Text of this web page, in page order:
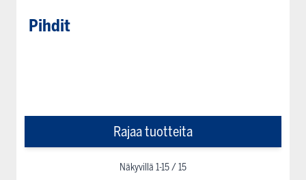
Pihdit
Rajaa tuotteita
Näkyvillä 1-15/15